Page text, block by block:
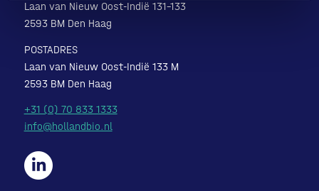
Laan van Nieuw Oost-Indië 131-133
2593 BM Den Haag
POSTADRES
Laan van Nieuw Oost-Indië 133 M
2593 BM Den Haag
+31 (0) 70 833 1333
info@hollandbio.nl